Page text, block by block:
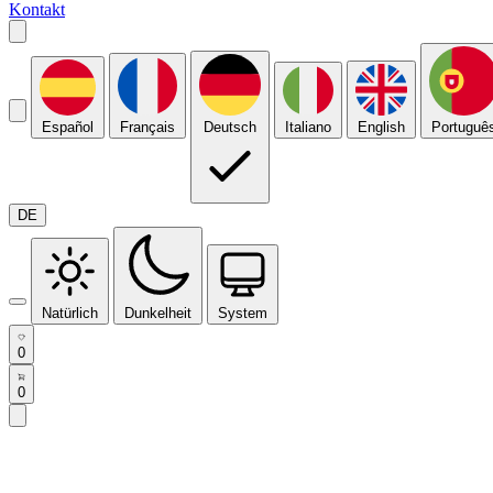
Kontakt
Español Français Deutsch Italiano English
DE
Natürlich Dunkelheit System
0
0